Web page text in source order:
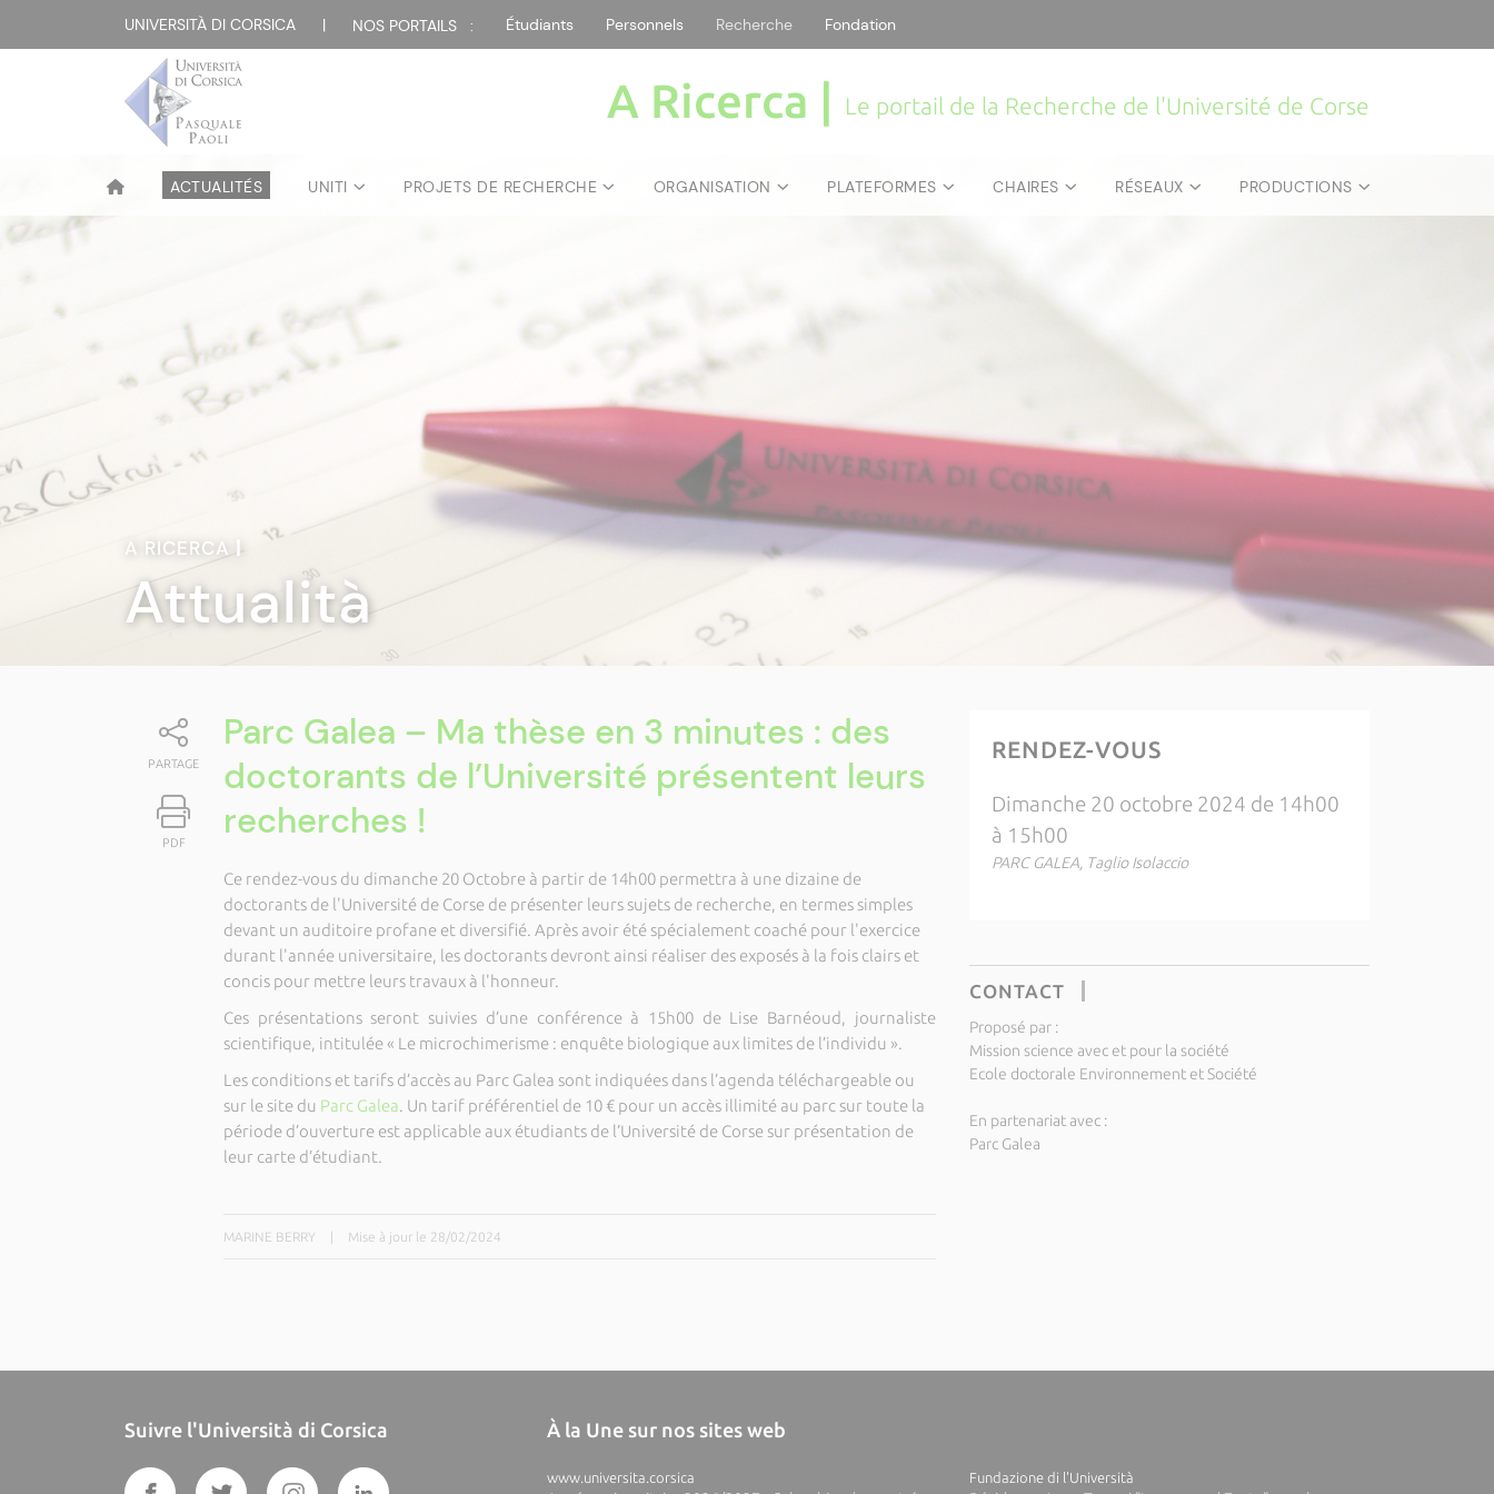
UNIVERSITÀ DI CORSICA | NOS PORTAILS : Étudiants Personnels Recherche Fondation
A Ricerca | Le portail de la Recherche de l'Université de Corse
ACTUALITÉS UNITI PROJETS DE RECHERCHE ORGANISATION PLATEFORMES CHAIRES RÉSEAUX PRODUCTIONS
A RICERCA|
Attualità
PARTAGE
PDF
Parc Galea – Ma thèse en 3 minutes : des
doctorants de l’Université présentent leurs
recherches !
Ce rendez-vous du dimanche 20 Octobre à partir de 14h00 permettra à une dizaine de
doctorants de l'Université de Corse de présenter leurs sujets de recherche, en termes simples
devant un auditoire profane et diversifié. Après avoir été spécialement coaché pour l'exercice
durant l'année universitaire, les doctorants devront ainsi réaliser des exposés à la fois clairs et
concis pour mettre leurs travaux à l'honneur.
Ces présentations seront suivies d’une conférence à 15h00 de Lise Barnéoud, journaliste
scientifique, intitulée « Le microchimerisme : enquête biologique aux limites de l’individu ».
Les conditions et tarifs d’accès au Parc Galea sont indiquées dans l’agenda téléchargeable ou
sur le site du Parc Galea. Un tarif préférentiel de 10 € pour un accès illimité au parc sur toute la
période d’ouverture est applicable aux étudiants de l’Université de Corse sur présentation de
leur carte d’étudiant.
MARINE BERRY Mise à jour le 28/02/2024
RENDEZ-VOUS
Dimanche 20 octobre 2024 de 14h00
à 15h00
PARC GALEA, Taglio Isolaccio
CONTACT
Proposé par :
Mission science avec et pour la société
Ecole doctorale Environnement et Société
En partenariat avec :
Parc Galea
Suivre l'Università di Corsica À la Une sur nos sites web
www.universita.corsica Fundazione di l'Università